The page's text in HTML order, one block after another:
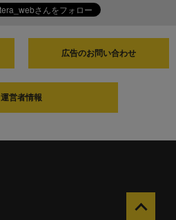
広告のお問い合わせ
運営者情報